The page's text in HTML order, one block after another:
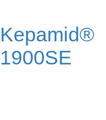
Kepamid®
1900SE